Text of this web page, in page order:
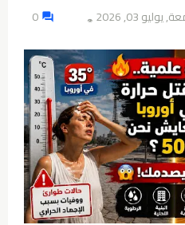
يوليو 03, 2026 👁️
0